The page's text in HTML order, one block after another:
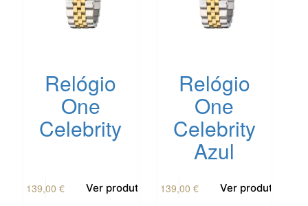
Relógio
One
Celebrity
139,00€ Ver produto
Relógio
One
Celebrity
Azul
139,00 € Ver produto